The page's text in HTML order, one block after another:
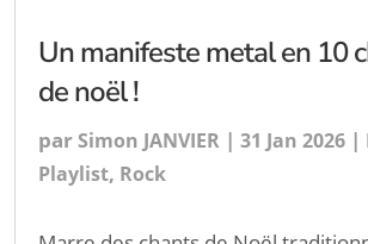
Un manifeste metal en 10
de noël !
parSimon JANVIER | 31 Jan 2026 |
Playlist, Rock